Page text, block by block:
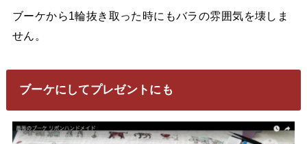
ブーケから1輪抜き取った時にもバラの雰囲気を壊しま
せん。
ブーケにしてプレゼントにも